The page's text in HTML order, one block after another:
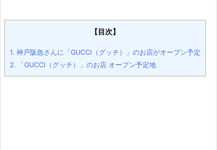
【目次】
1. 神戸阪急さんに「GUCCI（グッチ）」のお店がオープン予定
2. 「GUCCI（グッチ）」のお店 オープン予定地